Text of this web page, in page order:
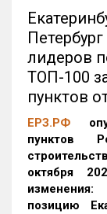
лидеров
ТОП-100
пунктов
ЕРЗ.РФ
пунктов
октября
изменения:
позицию